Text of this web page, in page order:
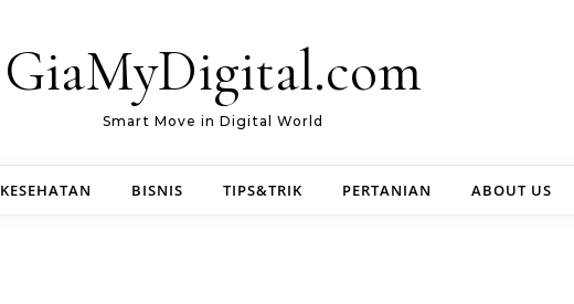
GiaMyDigital.com
Smart Move in Digital World
KESEHATAN BISNIS TIPS&TRIK PERTANIAN ABOUT US